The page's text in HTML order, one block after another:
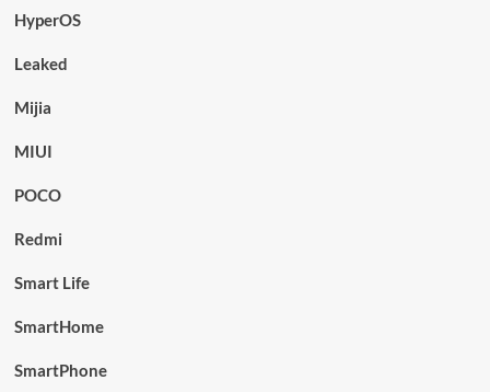
HyperOS
Leaked
Mijia
MIUI
POCO
Redmi
Smart Life
SmartHome
SmartPhone